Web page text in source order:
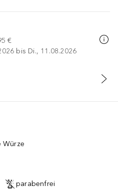
€
bis Di., 11.08.2026
Würze
parabenfrei